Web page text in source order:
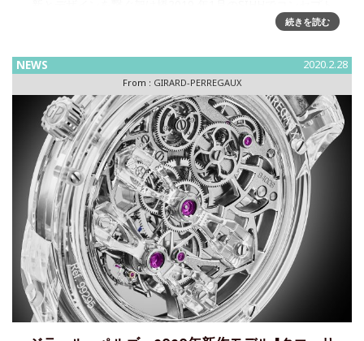
ウォッチとして発表されたカーボングラス採用のロレアート
で
続きを読む
NEWS 2020.2.28
From : GIRARD-PERREGAUX